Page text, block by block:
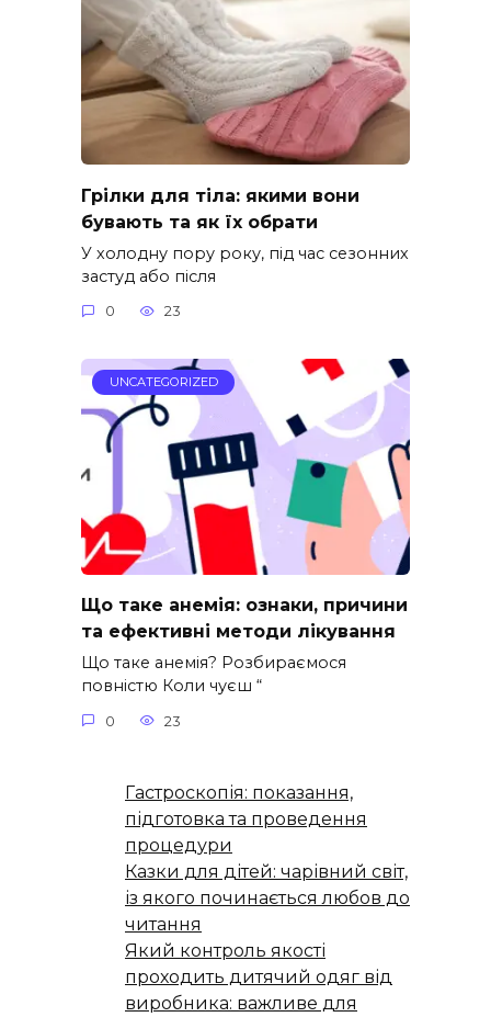
Грілки для тіла: якими вони
бувають та як їх обрати
У холодну пору року, під час сезонних
застуд або після
0 23
UNCATEGORIZED
Що таке анемія: ознаки, причини
та ефективні методи лікування
Що таке анемія? Розбираємося
повністю Коли чуєш “
0 23
Гастроскопія: показання,
підготовка та проведення
процедури
Казки для дітей: чарівний світ,
із якого починається любов до
читання
Який контроль якості
проходить дитячий одяг від
виробника: важливе для